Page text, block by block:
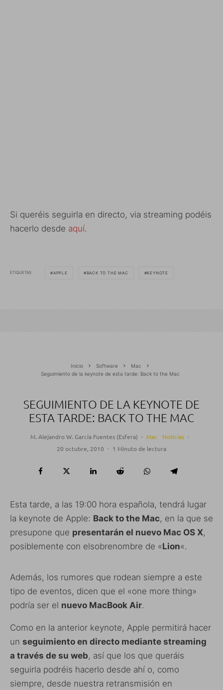
Si queréis seguirla en directo, via streaming podéis
hacerlo desde aquí.
ETIQUETAS APPLE BACK TO THE MAC KEYNOTE
Inicio Software
Mac
Seguimiento de la keynote de esta tarde: Back to the Mac
SEGUIMIENTO DE LA KEYNOTE DE
ESTA TARDE: BACK TO THE MAC
M. Alejandro W. García Fuentes (Esfera) · Mac Noticias ·
20 octubre, 2010 · 1 Minuto de lectura
Esta tarde, a las 19:00 hora española, tendrá lugar
la keynote de Apple: Back to the Mac, en la que se
presupone que presentarán el nuevo Mac OS X,
posiblemente con elsobrenombre de «Lion«.
Además, los rumores que rodean siempre a este
tipo de eventos, dicen que el «one more thing»
podría ser el nuevo MacBook Air.
Como en la anterior keynote, Apple permitirá hacer
un seguimiento en directo mediante streaming
a través de su web, así que los que queráis
seguirla podréis hacerlo desde ahí o, como
siempre, desde nuestra retransmisión en